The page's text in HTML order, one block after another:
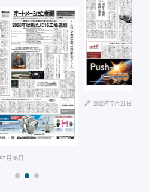
7月28日
2026年7月21日